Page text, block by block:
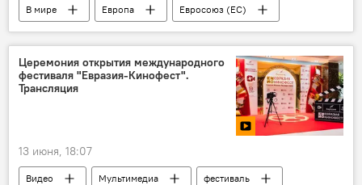
В мире Европа
Евросоюз (ЕС)
НАТО
безопасность
оборона
Церемония открытия международного
фестиваля "Евразия-Кинофест".
Трансляция
13 июня, 18:07
Видео Мультимедиа
фестиваль